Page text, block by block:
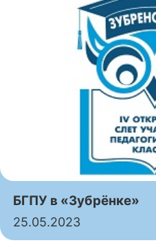
БГПУ в «Зубрёнке»
25.05.2023